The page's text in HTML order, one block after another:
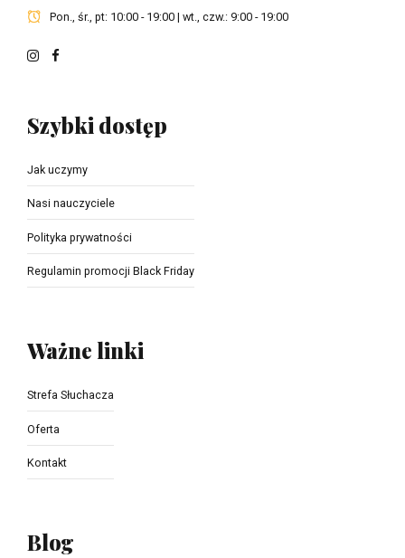
Pon., śr., pt: 10:00 - 19:00 | wt., czw.: 9:00 - 19:00
Szybki dostęp
Jak uczymy
Nasi nauczyciele
Polityka prywatności
Regulamin promocji Black Friday
Ważne linki
Strefa Słuchacza
Oferta
Kontakt
Blog